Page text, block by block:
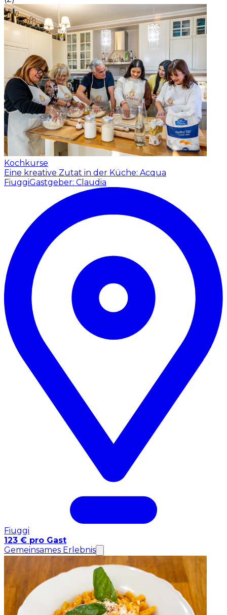
Kochkurse
Eine kreative Zutat in der Küche: Acqua
FiuggiGastgeber: Claudia
Fiuggi
123 € pro Gast
Gemeinsames Erlebnis